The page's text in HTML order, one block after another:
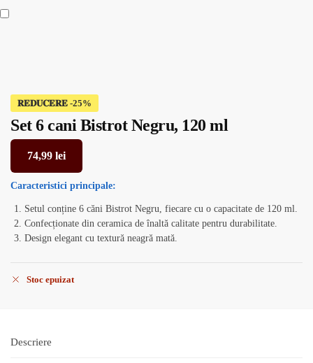
𝐑𝐄𝐃𝐔𝐂𝐄𝐑𝐄
Set 6 cani Bistrot Negru, 120 ml
74,99 lei
Caracteristici principale:
Setul conține 6 căni Bistrot Negru, fiecare cu o capacitate de 120 ml.
Confecționate din ceramica de înaltă calitate pentru durabilitate.
Design elegant cu textură neagră mată.
Stoc epuizat
Descriere